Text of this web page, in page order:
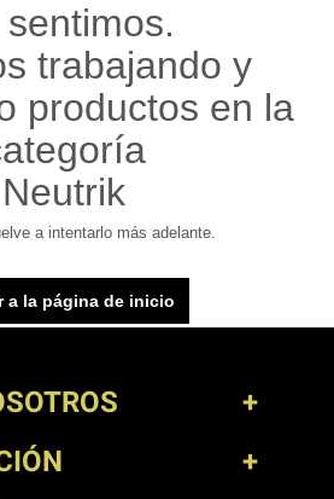
sentimos.
trabajando y
productos en la
Neutrik
a intentarlo más adelante.
a la página de inicio